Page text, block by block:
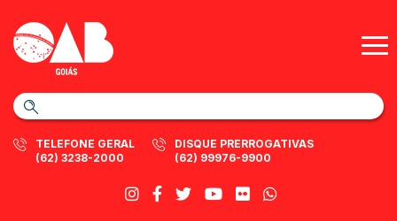
TELEFONE GERAL
(62) 3238-2000
DISQUE PRERROGATIVAS
(62) 99976-9900